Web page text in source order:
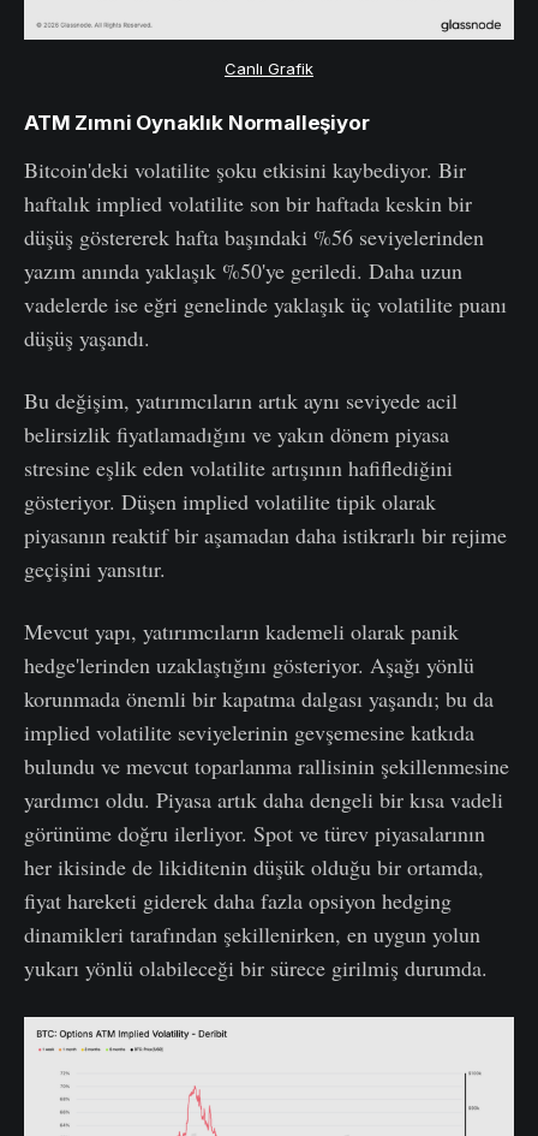
Canlı Grafik
ATM Zımni Oynaklık Normalleşiyor
Bitcoin'deki volatilite şoku etkisini kaybediyor. Bir
haftalık implied volatilite son bir haftada keskin bir
düşüş göstererek hafta başındaki %56 seviyelerinden
yazım anında yaklaşık %50'ye geriledi. Daha uzun
vadelerde ise eğri genelinde yaklaşık üç volatilite puanı
düşüş yaşandı.
Bu değişim, yatırımcıların artık aynı seviyede acil
belirsizlik fiyatlamadığını ve yakın dönem piyasa
stresine eşlik eden volatilite artışının hafiflediğini
gösteriyor. Düşen implied volatilite tipik olarak
piyasanın reaktif bir aşamadan daha istikrarlı bir rejime
geçişini yansıtır.
Mevcut yapı, yatırımcıların kademeli olarak panik
hedge'lerinden uzaklaştığını gösteriyor. Aşağı yönlü
korunmada önemli bir kapatma dalgası yaşandı; bu da
implied volatilite seviyelerinin gevşemesine katkıda
bulundu ve mevcut toparlanma rallisinin şekillenmesine
yardımcı oldu. Piyasa artık daha dengeli bir kısa vadeli
görünüme doğru ilerliyor. Spot ve türev piyasalarının
her ikisinde de likiditenin düşük olduğu bir ortamda,
fiyat hareketi giderek daha fazla opsiyon hedging
dinamikleri tarafından şekillenirken, en uygun yolun
yukarı yönlü olabileceği bir sürece girilmiş durumda.